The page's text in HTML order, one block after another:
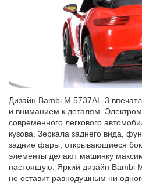
Дизайн Bambi M 5737AL-3
и вниманием к деталям.
современного легкового
кузова. Зеркала заднего вида,
задние фары, открывающиеся
элементы делают машинку
настоящую. Яркий дизайн Bambi
не оставит равнодушным ни